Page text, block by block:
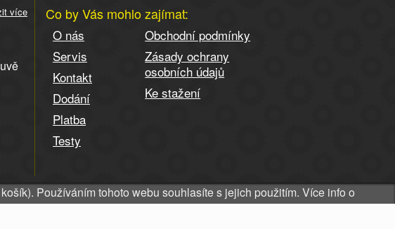
více Co by Vás mohlo zajímat:
O nás
Servis
Kontakt
Dodání
Platba
Testy
Obchodní podmínky
Zásady ochrany
osobních údajů
Ke stažení
Používáním tohoto webu souhlasíte s jejich použitím. Více info o